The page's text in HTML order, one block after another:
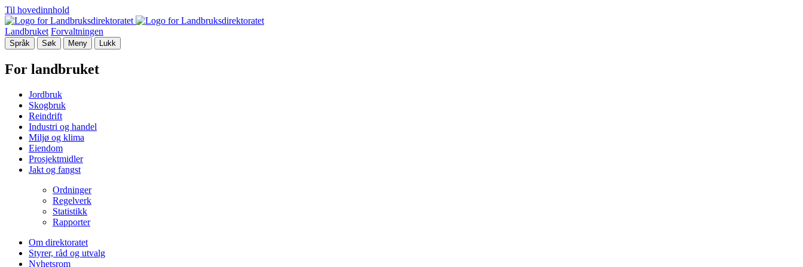
Til hovedinnhold
Landbruket Forvaltningen
Språk Søk Meny Lukk
For landbruket
Jordbruk
Skogbruk
Reindrift
Industri og handel
Miljø og klima
Eiendom
Prosjektmidler
Jakt og fangst
Ordninger
Regelverk
Statistikk
Rapporter
Om direktoratet
Styrer, råd og utvalg
Nyhetsrom